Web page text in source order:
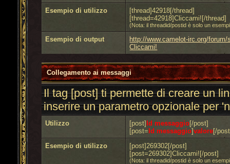
Esempio di utilizzo
[thread]42918[/thread]
[thread=42918]Cliccami![/thread]
(Nota: il threadid/postid è solo un
Esempio di output
http://www.camelot-irc.org/
Cliccami!
Collegamento ai messaggi
Il tag [post] ti permette di creare un
inserire un parametro opzionale per
Utilizzo [post] Id messaggio[/post]
[post= Id messaggio]valore[/
Esempio di utilizzo
[post]269302[/post]
[post=269302]Cliccami![/post]
(Nota: il threadid/postid è solo un